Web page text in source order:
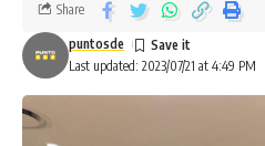
Last updated: 2023/07/21 at 4:49 PM
puntosde
Share